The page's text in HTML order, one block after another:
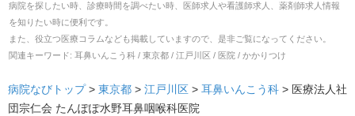
病院を探したい時、診療時間を調べたい時、医師求人や看護師求人、薬剤師求人情報
を知りたい時に便利です。
また、役立つ医療コラムなども掲載していますので、是非ご覧になってください。
関連キーワード: 耳鼻いんこう科 / 東京都 / 江戸川区 / 医院 / かかりつけ
病院なびトップ > 東京都 > 江戸川区 > 耳鼻いんこう科 > 医療法人社
団宗仁会 たんぽぽ水野耳鼻咽喉科医院